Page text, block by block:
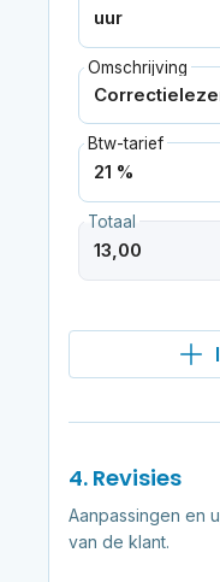
Omschrijving
Btw-tarief
Totaal
4. Revisies
Aanpassingen en
van de klant.